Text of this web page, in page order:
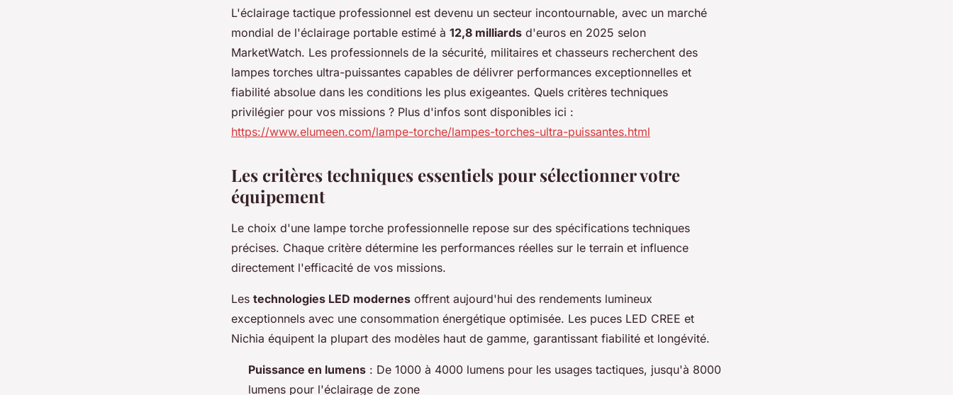
L'éclairage tactique professionnel est devenu un secteur incontournable, avec un marché
mondial de l'éclairage portable estimé à 12,8 milliards d'euros en 2025 selon
MarketWatch. Les professionnels de la sécurité, militaires et chasseurs recherchent des
lampes torches ultra-puissantes capables de délivrer performances exceptionnelles et
fiabilité absolue dans les conditions les plus exigeantes. Quels critères techniques
privilégier pour vos missions ? Plus d'infos sont disponibles ici :
https://www.elumeen.com/lampe-torche/lampes-torches-ultra-puissantes.html
Les critères techniques essentiels pour sélectionner votre
équipement
Le choix d'une lampe torche professionnelle repose sur des spécifications techniques
précises. Chaque critère détermine les performances réelles sur le terrain et influence
directement l'efficacité de vos missions.
Les technologies LED modernes offrent aujourd'hui des rendements lumineux
exceptionnels avec une consommation énergétique optimisée. Les puces LED CREE et
Nichia équipent la plupart des modèles haut de gamme, garantissant fiabilité et longévité.
Puissance en lumens : De 1000 à 4000 lumens pour les usages tactiques, jusqu'à 8000
lumens pour l'éclairage de zone